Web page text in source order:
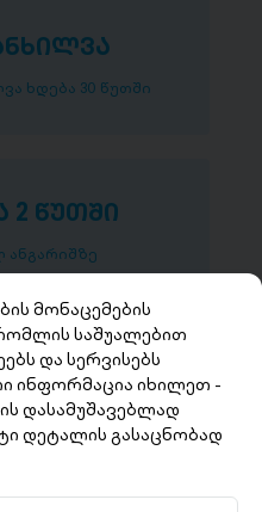
ხდება 30 წუთში
2 წუთში
ანგარიშზე
მონაცემების
საშუალებით
და სერვისებს
ინფორმაცია იხილეთ -
დასამუშავებლად
დეტალის გასაცნობად